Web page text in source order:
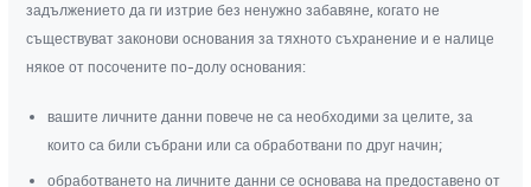
задължението да ги изтрие без ненужно забавяне, когато не
съществуват законови основания за тяхното съхранение и е налице
някое от посочените по-долу основания:
вашите личните данни повече не са необходими за целите, за
които са били събрани или са обработвани по друг начин;
обработването на личните данни се основава на предоставено от